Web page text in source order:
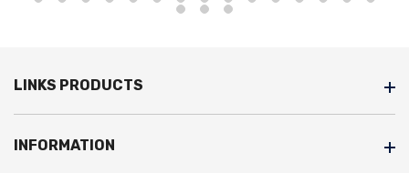
LINKS PRODUCTS
INFORMATION